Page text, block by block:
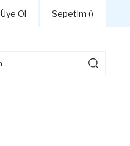
Üye Ol Sepetim ()